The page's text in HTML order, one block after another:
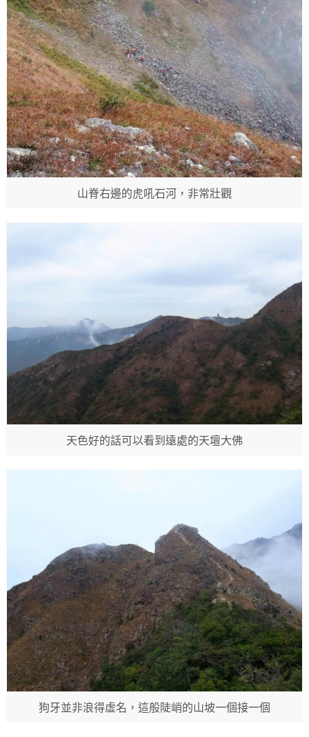
山脊右邊的虎吼石河，非常壯觀
天色好的話可以看到遠處的天壇大佛
狗牙並非浪得虛名，這般陡峭的山坡一個接一個